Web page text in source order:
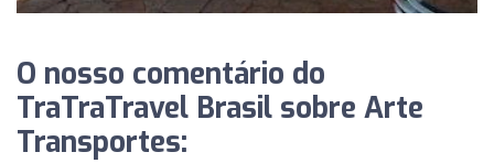
O nosso comentário do
TraTraTravel Brasil sobre Arte
Transportes: